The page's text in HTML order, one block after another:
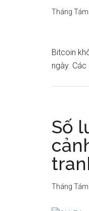
Tháng
Bitcoin
ngày.
Số
Tháng